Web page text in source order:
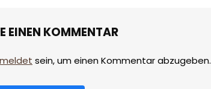
EINEN KOMMENTAR
sein, um einen Kommentar abzugeben.